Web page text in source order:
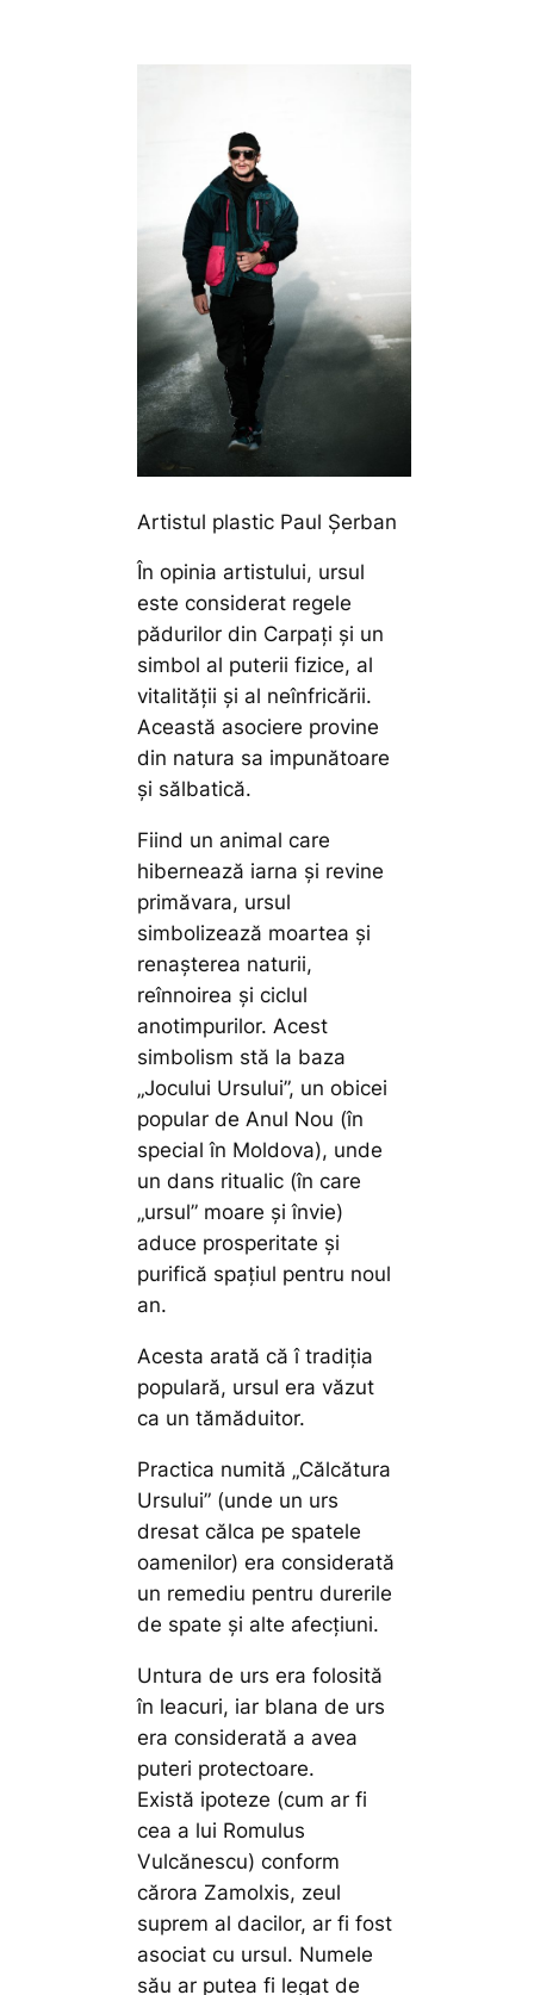
Artistul plastic Paul Șerban
În opinia artistului, ursul
este considerat regele
pădurilor din Carpați și un
simbol al puterii fizice, al
vitalității și al neînfricării.
Această asociere provine
din natura sa impunătoare
și sălbatică.
Fiind un animal care
hibernează iarna și revine
primăvara, ursul
simbolizează moartea și
renașterea naturii,
reînnoirea și ciclul
anotimpurilor. Acest
simbolism stă la baza
„Jocului Ursului”, un obicei
popular de Anul Nou (în
special în Moldova), unde
un dans ritualic (în care
„ursul” moare și învie)
aduce prosperitate și
purifică spațiul pentru noul
an.
Acesta arată că î tradiția
populară, ursul era văzut
ca un tămăduitor.
Practica numită „Călcătura
Ursului” (unde un urs
dresat călca pe spatele
oamenilor) era considerată
un remediu pentru durerile
de spate și alte afecțiuni.
Untura de urs era folosită
în leacuri, iar blana de urs
era considerată a avea
puteri protectoare.
Există ipoteze (cum ar fi
cea a lui Romulus
Vulcănescu) conform
cărora Zamolxis, zeul
suprem al dacilor, ar fi fost
asociat cu ursul. Numele
său ar putea fi legat de